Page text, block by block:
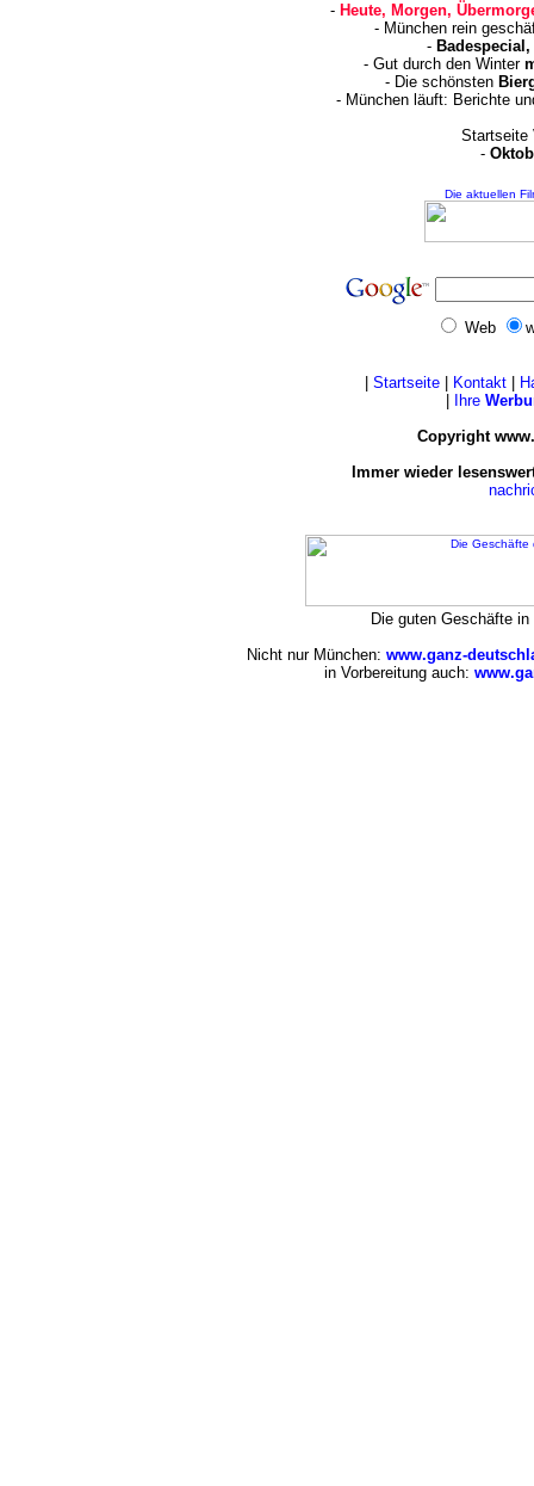
- Heute, Morgen,
- München rein
-
- Gut durch den Winter
- Die schönsten
- München läuft: Berichte
Startseite
-
Die aktuellen
Web
Startseite| Kontakt|
Ihre
Copyright
Immer wieder
Die guten Geschäfte
Nicht nur München: www.ganz-
in Vorbereitung auch: